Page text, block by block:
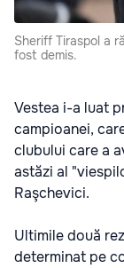
Sheriff Tiraspol a
fost demis.
Vestea i-a luat
campioanei,
clubului care a
astăzi al
Raşchevici.
Ultimile două
determinat pe